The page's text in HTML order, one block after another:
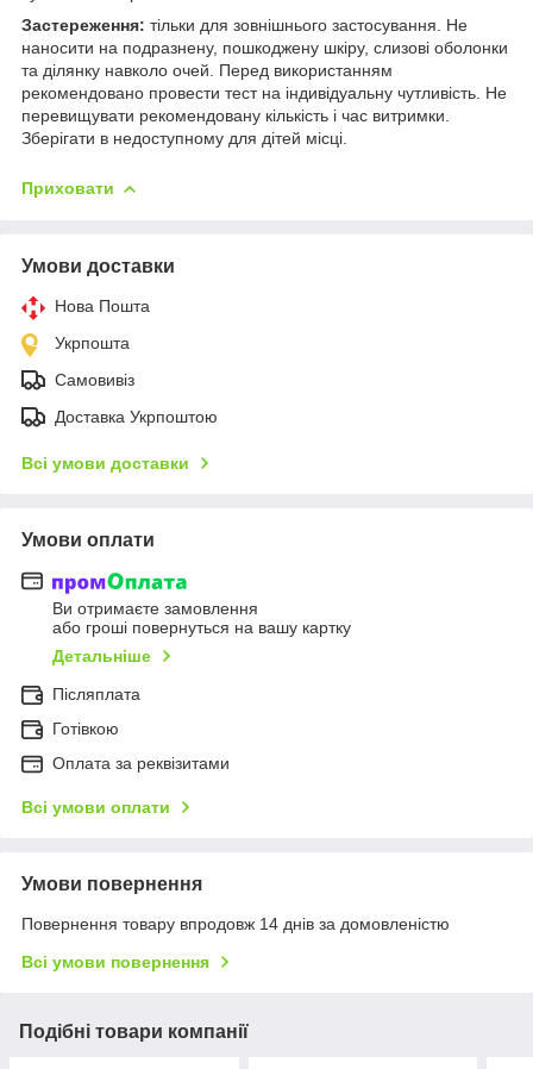
Застереження: тільки для зовнішнього застосування. Не
наносити на подразнену, пошкоджену шкіру, слизові оболонки
та ділянку навколо очей. Перед використанням
рекомендовано провести тест на індивідуальну чутливість. Не
перевищувати рекомендовану кількість і час витримки.
Зберігати в недоступному для дітей місці.
Приховати
Умови доставки
Нова Пошта
Укрпошта
Самовивіз
Доставка Укрпоштою
Всі умови доставки
Умови оплати
Ви отримаєте замовлення
або гроші повернуться на вашу картку
Детальніше
Післяплата
Готівкою
Оплата за реквізитами
Всі умови оплати
Умови повернення
Повернення товару впродовж 14 днів за домовленістю
Всі умови повернення
Подібні товари компанії